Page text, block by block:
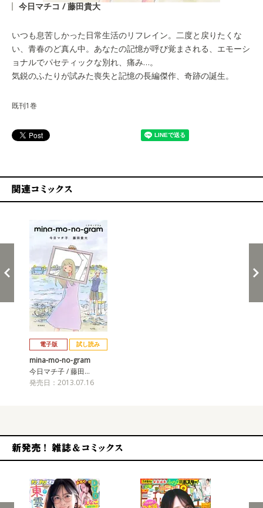
今日マチコ / 藤田貴大
いつも息苦しかった日常生活のリフレイン。二度と戻りたくな
い、青春のど真ん中。あなたの記憶が呼び覚まされる、エモーシ
ョナルでパセティックな別れ、痛み…。
気鋭のふたりが試みた喪失と記憶の長編傑作、奇跡の誕生。
既刊1巻
電子版 試し読み
mina-mo-no-gram
今日マチ子 / 藤田…
発売日：2013.07.16